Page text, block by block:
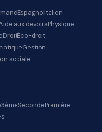
EspagnolItalien
aux devoirsPhysique
DroitÉco-droit
Gestion
sociale
3èmeSecondePremière